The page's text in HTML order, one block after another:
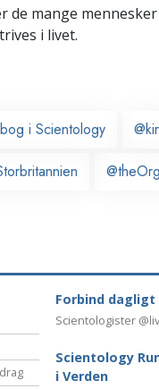
de mange
i livet.
i Scientology
@theOrg
Forbind dagligt
Scientologister
Scientology
i Verden